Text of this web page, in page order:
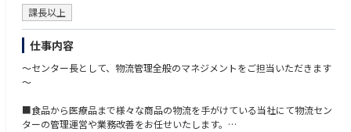
課長以上
仕事内容
～センター長として、物流管理全般のマネジメントをご担当いただきます
～
■食品から医療品まで様々な商品の物流を手がけている当社にて物流セン
ターの管理運営や業務改善をお任せいたします。